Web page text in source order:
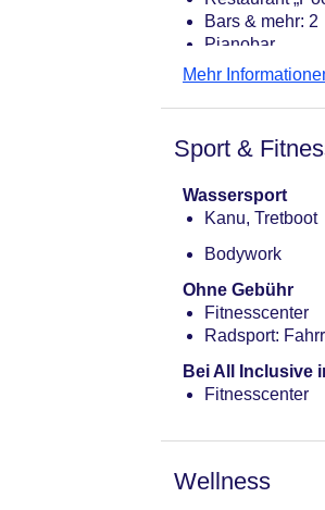
Bars & mehr: 2
Pianobar
Poolbar
Mehr
Sport &
Wassersport
Kanu, Tretboot
Bodywork
Ohne Gebühr
Fitnesscenter
Radsport:
Bei All Inclusive
Fitnesscenter
Wellness